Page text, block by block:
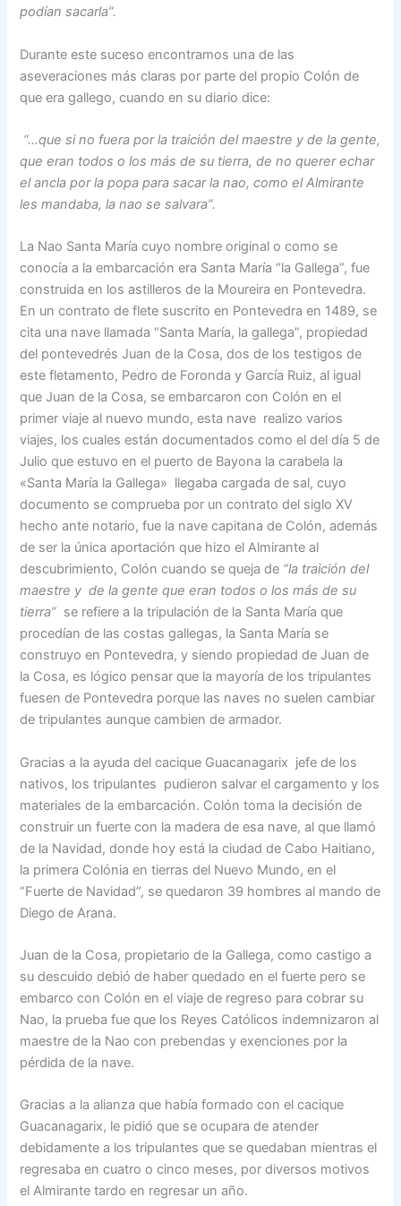
podían sacarla”.
Durante este suceso encontramos una de las
aseveraciones más claras por parte del propio Colón de
que era gallego, cuando en su diario dice:
“…que si no fuera por la traición del maestre y de la gente,
que eran todos o los más de su tierra, de no querer echar
el ancla por la popa para sacar la nao, como el Almirante
les mandaba, la nao se salvara”.
La Nao Santa María cuyo nombre original o como se
conocía a la embarcación era Santa María “la Gallega”, fue
construida en los astilleros de la Moureira en Pontevedra.
En un contrato de flete suscrito en Pontevedra en 1489, se
cita una nave llamada “Santa María, la gallega”, propiedad
del pontevedrés Juan de la Cosa, dos de los testigos de
este fletamento, Pedro de Foronda y García Ruiz, al igual
que Juan de la Cosa, se embarcaron con Colón en el
primer viaje al nuevo mundo, esta nave realizo varios
viajes, los cuales están documentados como el del día 5 de
Julio que estuvo en el puerto de Bayona la carabela la
«Santa María la Gallega» llegaba cargada de sal, cuyo
documento se comprueba por un contrato del siglo XV
hecho ante notario, fue la nave capitana de Colón, además
de ser la única aportación que hizo el Almirante al
descubrimiento, Colón cuando se queja de “la traición del
maestre y de la gente que eran todos o los más de su
tierra” se refiere a la tripulación de la Santa María que
procedían de las costas gallegas, la Santa María se
construyo en Pontevedra, y siendo propiedad de Juan de
la Cosa, es lógico pensar que la mayoría de los tripulantes
fuesen de Pontevedra porque las naves no suelen cambiar
de tripulantes aunque cambien de armador.
Gracias a la ayuda del cacique Guacanagarix jefe de los
nativos, los tripulantes pudieron salvar el cargamento y los
materiales de la embarcación. Colón toma la decisión de
construir un fuerte con la madera de esa nave, al que llamó
de la Navidad, donde hoy está la ciudad de Cabo Haitiano,
la primera Colónia en tierras del Nuevo Mundo, en el
“Fuerte de Navidad”, se quedaron 39 hombres al mando de
Diego de Arana.
Juan de la Cosa, propietario de la Gallega, como castigo a
su descuido debió de haber quedado en el fuerte pero se
embarco con Colón en el viaje de regreso para cobrar su
Nao, la prueba fue que los Reyes Católicos indemnizaron al
maestre de la Nao con prebendas y exenciones por la
pérdida de la nave.
Gracias a la alianza que había formado con el cacique
Guacanagarix, le pidió que se ocupara de atender
debidamente a los tripulantes que se quedaban mientras el
regresaba en cuatro o cinco meses, por diversos motivos
el Almirante tardo en regresar un año.